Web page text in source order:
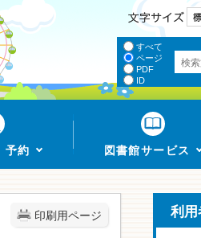
すべて
ページ
PDF
ID
予約 図書館サービス
印刷用ページ 利用